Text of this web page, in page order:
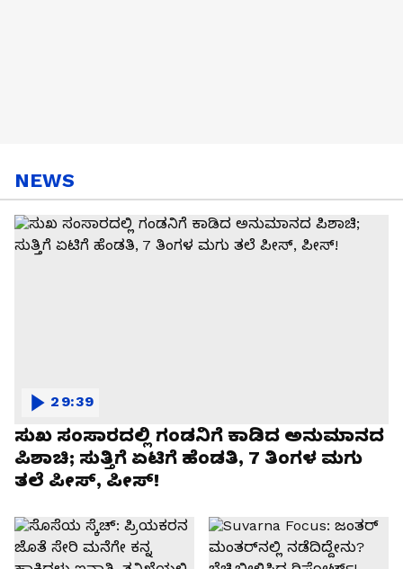
NEWS
ಸುಖ ಸಂಸಾರದಲ್ಲಿ ಗಂಡನಿಗೆ ಕಾಡಿದ ಅನುಮಾನದ
ಪಿಶಾಚಿ; ಸುತ್ತಿಗೆ ಏಟಿಗೆ ಹೆಂಡತಿ, 7 ತಿಂಗಳ ಮಗು
ತಲೆ ಪೀಸ್, ಪೀಸ್!
29:39